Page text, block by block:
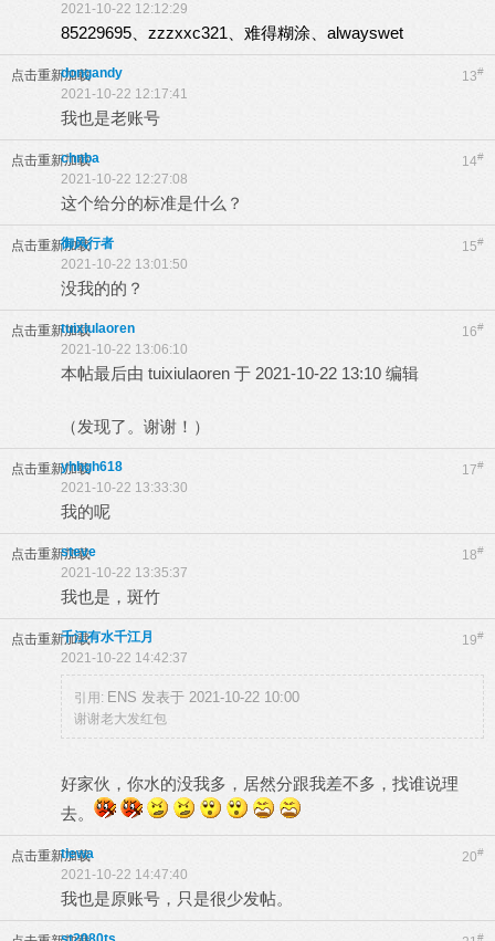
2021-10-22 12:12:29
85229695、zzzxxc321、难得糊涂、alwayswet
点击重新加载 13#
dongandy
2021-10-22 12:17:41
我也是老账号
点击重新加载 14#
chnba
2021-10-22 12:27:08
这个给分的标准是什么？
点击重新加载 15#
御风行者
2021-10-22 13:01:50
没我的的？
点击重新加载 16#
tuixiulaoren
2021-10-22 13:06:10
本帖最后由 tuixiulaoren 于 2021-10-22 13:10 编辑
（发现了。谢谢！）
点击重新加载 17#
yhhgh618
2021-10-22 13:33:30
我的呢
点击重新加载 18#
steve
2021-10-22 13:35:37
我也是，斑竹
点击重新加载 19#
千江有水千江月
2021-10-22 14:42:37
引用: ENS 发表于 2021-10-22 10:00
谢谢老大发红包
好家伙，你水的没我多，居然分跟我差不多，找谁说理
去。
点击重新加载 20#
tiewa
2021-10-22 14:47:40
我也是原账号，只是很少发帖。
#